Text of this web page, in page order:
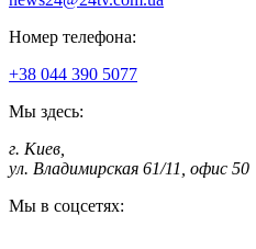
Номер телефона:
+38 044 390 5077
Мы здесь:
г. Киев
ул. Владимирская 61/11, офис 50
Мы в соцсетях: